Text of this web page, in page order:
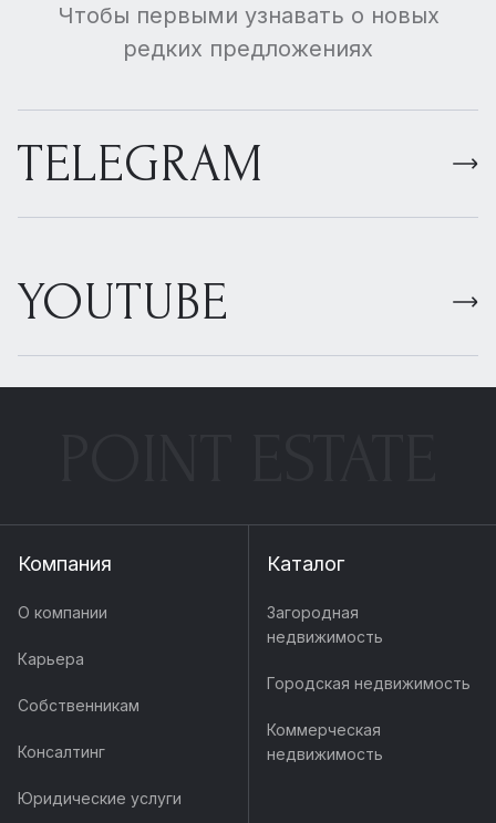
Чтобы первыми узнавать о новых
редких предложениях
TELEGRAM
YOUTUBE
Компания
О компании
Карьера
Собственникам
Консалтинг
Юридические услуги
Каталог
Загородная
недвижимость
Городская недвижимость
Коммерческая
недвижимость